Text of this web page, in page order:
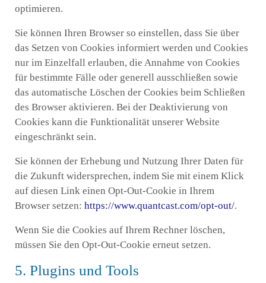
optimieren.
Sie können Ihren Browser so einstellen, dass Sie über
das Setzen von Cookies informiert werden und Cookies
nur im Einzelfall erlauben, die Annahme von Cookies
für bestimmte Fälle oder generell ausschließen sowie
das automatische Löschen der Cookies beim Schließen
des Browser aktivieren. Bei der Deaktivierung von
Cookies kann die Funktionalität unserer Website
eingeschränkt sein.
Sie können der Erhebung und Nutzung Ihrer Daten für
die Zukunft widersprechen, indem Sie mit einem Klick
auf diesen Link einen Opt-Out-Cookie in Ihrem
Browser setzen:https://www.quantcast.com/opt-out/.
Wenn Sie die Cookies auf Ihrem Rechner löschen,
müssen Sie den Opt-Out-Cookie erneut setzen.
5. Plugins und Tools